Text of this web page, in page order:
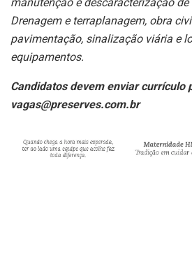
Drenagem e terraplanagem, obra
pavimentação, sinalização viária e
equipamentos.
Candidatos devem enviar currículo
vagas@preserves.com.br